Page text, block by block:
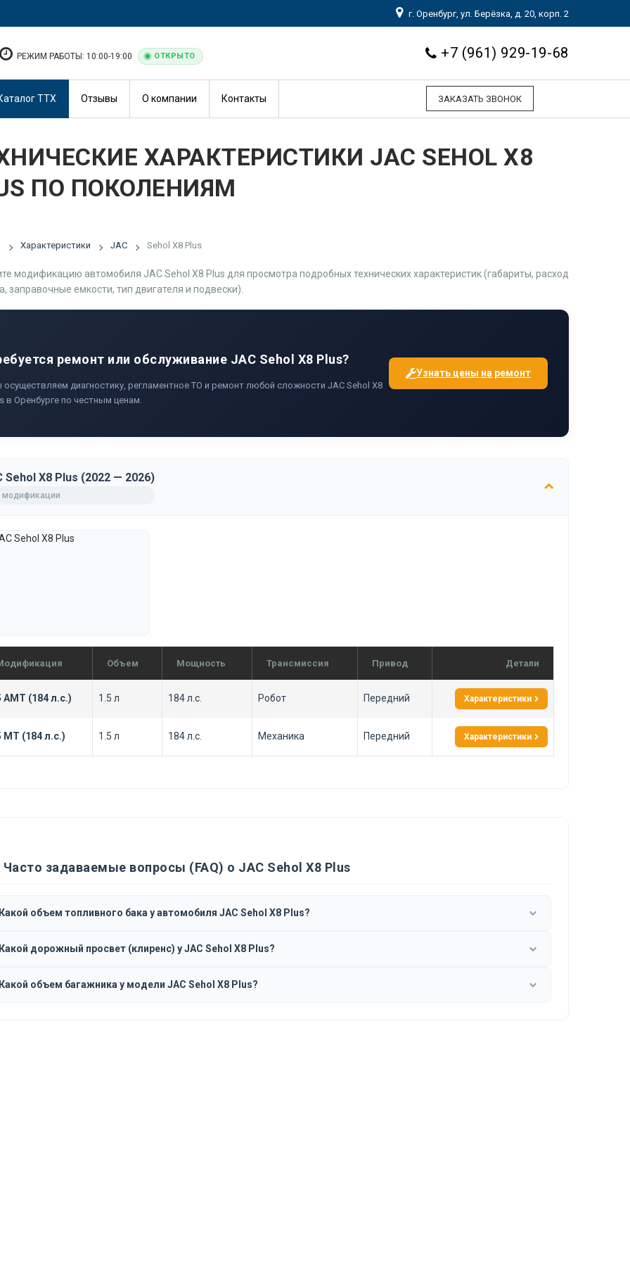
г. Оренбург, ул. Берёзка, д. 20, корп. 2
+7 (961) 929-19-68
РЕЖИМ РАБОТЫ: 10:00-19:00 ОТКРЫТО
ЗАКАЗАТЬ ЗВОНОК
ТТХ Отзывы О компании Контакты
ХАРАКТЕРИСТИКИ JAC SEHOL X8
ПО ПОКОЛЕНИЯМ
Характеристики JAC Sehol X8 Plus
модификацию автомобиля JAC Sehol X8 Plus для просмотра подробных технических характеристик (габариты, расход
заправочные емкости, тип двигателя и подвески).
ремонт или обслуживание JAC Sehol X8 Plus?
диагностику, регламентное ТО и ремонт любой сложности JAC Sehol X8
в Оренбурге по честным ценам.
Узнать цены на ремонт
Sehol X8 Plus (2022 — 2026)
модификации
Объем Мощность Трансмиссия Привод Детали
AMT (184 л.с.) 1.5 л 184 л.с. Робот Передний Характеристики
MT (184 л.с.) 1.5 л 184 л.с. Механика Передний Характеристики
Часто задаваемые вопросы (FAQ) о JAC Sehol X8 Plus
Какой объем топливного бака у автомобиля JAC Sehol X8 Plus?
Какой дорожный просвет (клиренс) у JAC Sehol X8 Plus?
Какой объем багажника у модели JAC Sehol X8 Plus?